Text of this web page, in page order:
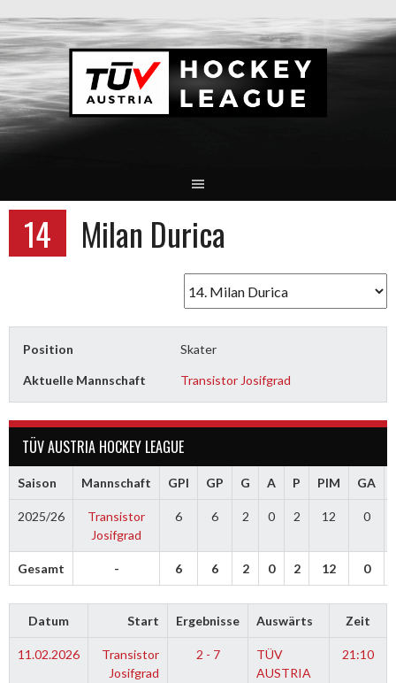
zum
Inhalt
14 Milan Durica
Position Skater
Aktuelle Mannschaft Transistor Josifgrad
TÜV AUSTRIA HOCKEY LEAGUE
Saison Mannschaft GPI GP G A P PIM GA
2025/26
Transistor
Josifgrad
6 6 2 0 2 12 0
Gesamt - 6 6 2 0 2 12 0
Datum Start Ergebnisse Auswärts Zeit
11.02.2026
Transistor
Josifgrad
2 - 7
TÜV
AUSTRIA
21:10